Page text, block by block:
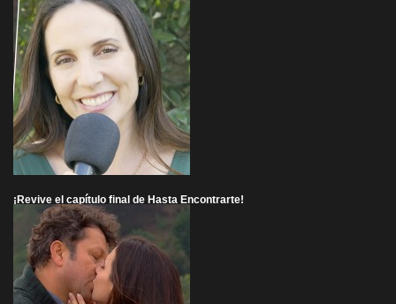
¡Revive el capítulo final de Hasta Encontrarte!